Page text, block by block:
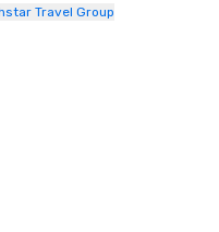
with different people
Travel Group